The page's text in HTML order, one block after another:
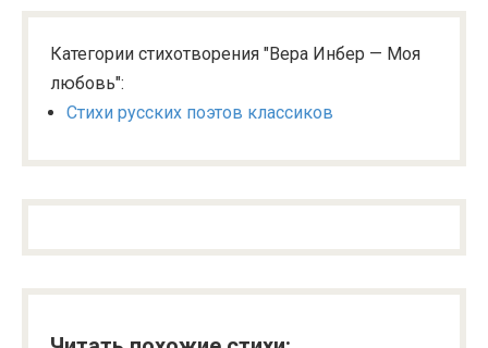
Категории стихотворения "Вера Инбер — Моя
любовь":
Стихи русских поэтов классиков